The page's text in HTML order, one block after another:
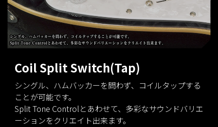
Coil Split Switch(Tap)
シングル、ハムバッカーを問わず、コイルタップする
ことが可能です。
Split Tone Controlとあわせて、多彩なサウンドバリエ
ーションをクリエイト出来ます。